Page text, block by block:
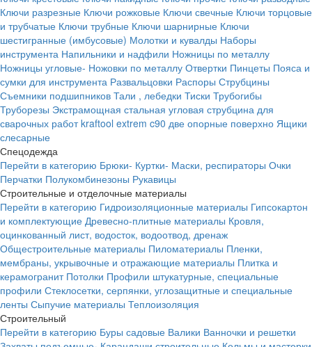
Ключи разрезные Ключи рожковые Ключи свечные Ключи торцовые
и трубчатые Ключи трубные Ключи шарнирные Ключи
шестигранные (имбусовые) Молотки и кувалды Наборы
инструмента Напильники и надфили Ножницы по металлу
Ножницы угловые- Ножовки по металлу Отвертки Пинцеты Пояса и
сумки для инструмента Развальцовки Распоры Струбцины
Съемники подшипников Тали , лебедки Тиски Трубогибы
Труборезы Экстрамощная стальная угловая струбцина для
сварочных работ kraftool extrem c90 две опорные поверхно Ящики
слесарные
Спецодежда
Перейти в категорию Брюки- Куртки- Маски, респираторы Очки
Перчатки Полукомбинезоны Рукавицы
Строительные и отделочные материалы
Перейти в категорию Гидроизоляционные материалы Гипсокартон
и комплектующие Древесно-плитные материалы Кровля,
оцинкованный лист, водосток, водоотвод, дренаж
Общестроительные материалы Пиломатериалы Пленки,
мембраны, укрывочные и отражающие материалы Плитка и
керамогранит Потолки Профили штукатурные, специальные
профили Стеклосетки, серпянки, углозащитные и специальные
ленты Сыпучие материалы Теплоизоляция
Строительный
Перейти в категорию Буры садовые Валики Ванночки и решетки